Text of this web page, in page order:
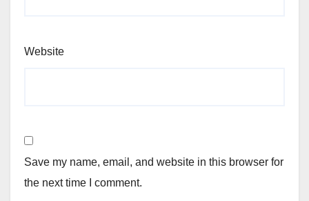
Website
Save my name, email, and website in this browser for
the next time I comment.